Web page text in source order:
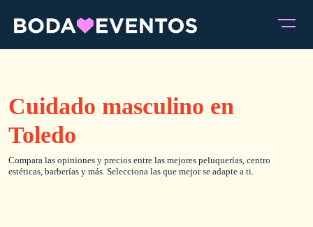
Cuidado masculino en
Toledo
Compara las opiniones y precios entre las mejores peluquerías, centro
estéticas, barberías y más. Selecciona las que mejor se adapte a ti.